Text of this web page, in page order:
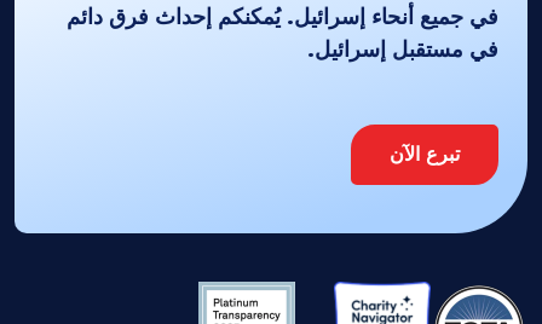
في جميع أنحاء إسرائيل. يُمكنكم إحداث فرق دائم
في مستقبل إسرائيل.
تبرع الآن